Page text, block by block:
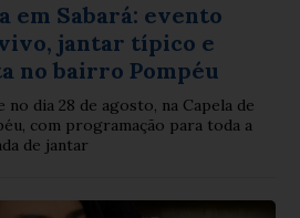
em Sabará: evento
jantar típico e
no bairro Pompéu
dia 28 de agosto, na Capela de
com programação para toda a
de jantar